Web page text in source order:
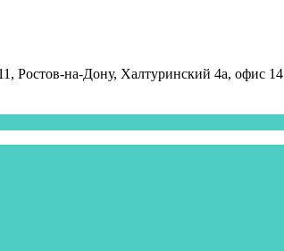
Ростов-на-Дону, Халтуринский 4а, офис 14